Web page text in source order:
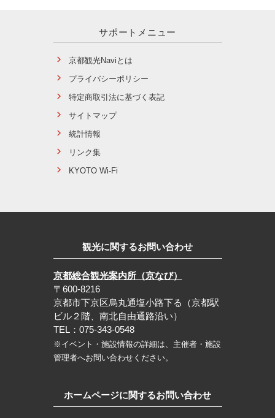
サポートメニュー
京都観光Naviとは
プライバシーポリシー
特定商取引法に基づく表記
サイトマップ
統計情報
リンク集
KYOTO Wi-Fi
観光に関するお問い合わせ
京都総合観光案内所（京なび）
〒600-8216
京都市下京区烏丸通塩小路下る（京都駅
ビル２階、南北自由通路沿い）
TEL：075-343-0548
※イベント・施設情報の詳細は、主催者・施設
管理者へお問い合わせください。
ホームページに関するお問い合わせ